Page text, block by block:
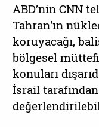
ABD’nin CNN
Tahran'ın
koruyacağı,
bölgesel
konuları
İsrail